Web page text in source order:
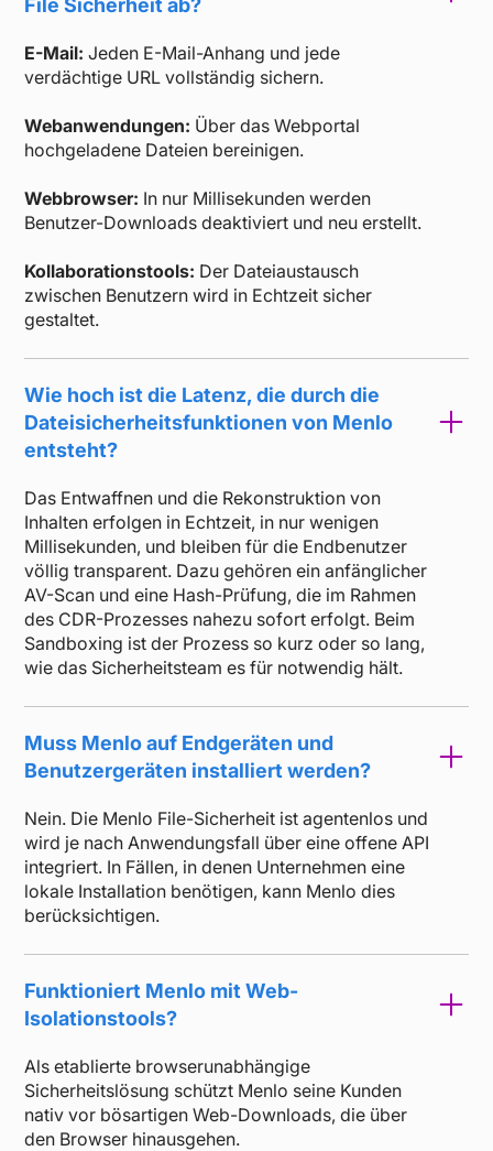
E-Mail: Jeden E-Mail-Anhang und jede
verdächtige URL vollständig sichern.
Webanwendungen: Über das Webportal
hochgeladene Dateien bereinigen.
Webbrowser: In nur Millisekunden werden
Benutzer-Downloads deaktiviert und neu erstellt.
Kollaborationstools: Der Dateiaustausch
zwischen Benutzern wird in Echtzeit sicher
gestaltet.
Wie hoch ist die Latenz, die durch die
Dateisicherheitsfunktionen von Menlo
entsteht?
Das Entwaffnen und die Rekonstruktion von
Inhalten erfolgen in Echtzeit, in nur wenigen
Millisekunden, und bleiben für die Endbenutzer
völlig transparent. Dazu gehören ein anfänglicher
AV-Scan und eine Hash-Prüfung, die im Rahmen
des CDR-Prozesses nahezu sofort erfolgt. Beim
Sandboxing ist der Prozess so kurz oder so lang,
wie das Sicherheitsteam es für notwendig hält.
Muss Menlo auf Endgeräten und
Benutzergeräten installiert werden?
Nein. Die Menlo File-Sicherheit ist agentenlos und
wird je nach Anwendungsfall über eine offene API
integriert. In Fällen, in denen Unternehmen eine
lokale Installation benötigen, kann Menlo dies
berücksichtigen.
Funktioniert Menlo mit Web-
Isolationstools?
Als etablierte browserunabhängige
Sicherheitslösung schützt Menlo seine Kunden
nativ vor bösartigen Web-Downloads, die über
den Browser hinausgehen.